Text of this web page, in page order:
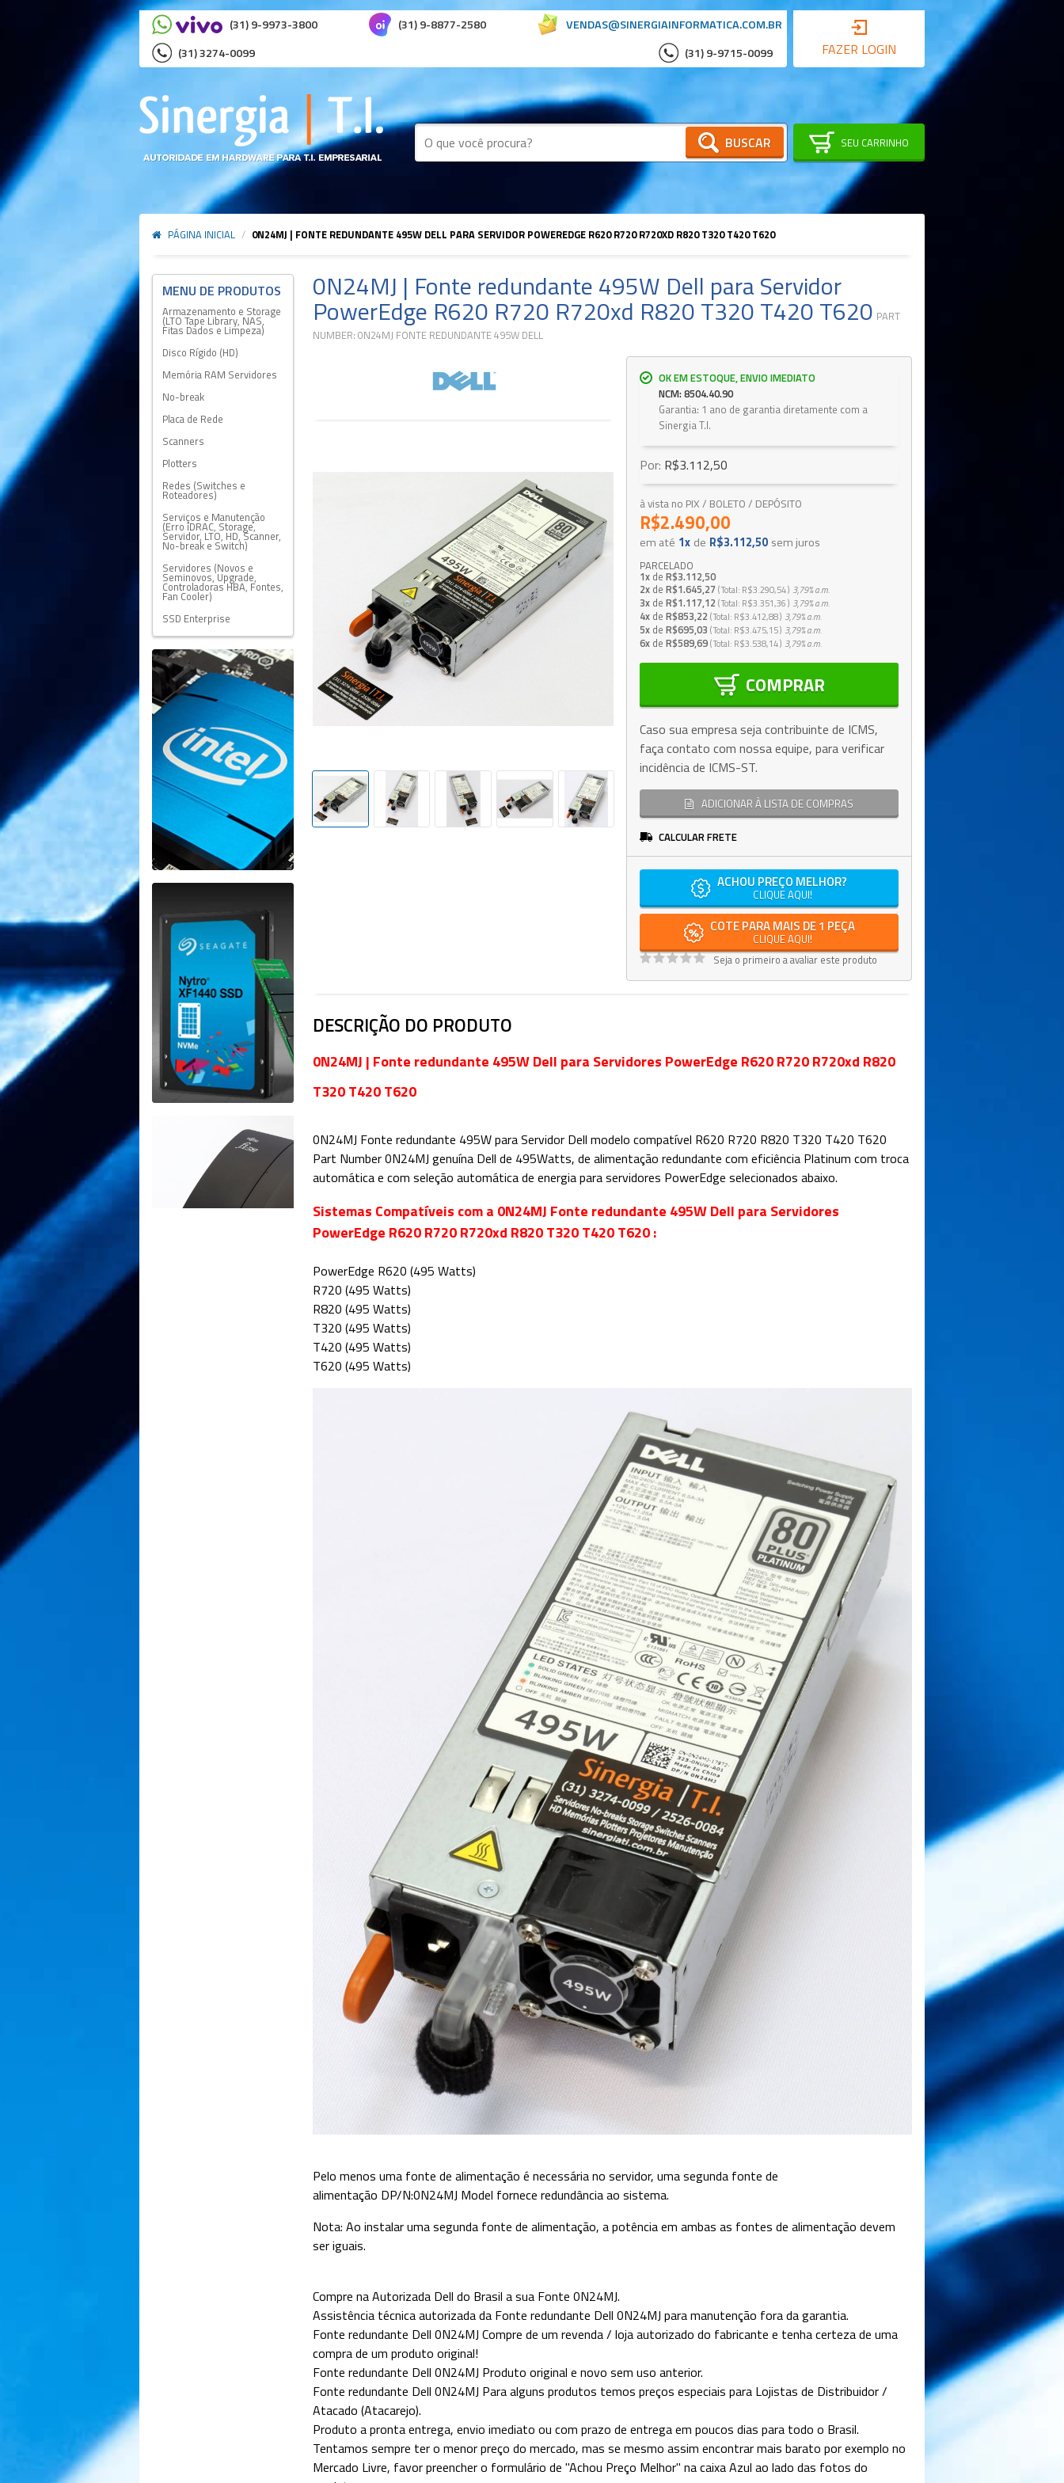
VENDAS@SINERGIAINFORMATICA.COM.BR
(31) 9-9973-3800
(31) 9-8877-2580
(31) 3274-0099
(31) 9-9715-0099 FAZER LOGIN
BUSCAR SEU CARRINHO
PÁGINA INICIAL / 0N24MJ | FONTE REDUNDANTE 495W DELL PARA SERVIDOR POWEREDGE R620 R720 R720XD R820 T320 T420 T620
Armazenamento e Storage
(LTO Tape Library, NAS,
Fitas Dados e Limpeza)
Disco Rígido (HD)
Memória RAM Servidores
No-break
Placa de Rede
Scanners
Plotters
Redes (Switches e
Roteadores)
Serviços e Manutenção
(Erro iDRAC, Storage,
Servidor, LTO, HD, Scanner,
No-break e Switch)
Servidores (Novos e
Seminovos, Upgrade,
Controladoras HBA, Fontes,
Fan Cooler)
SSD Enterprise
0N24MJ | Fonte redundante 495W Dell para Servidor
PowerEdge R620 R720 R720xd R820 T320 T420 T620 PART
NUMBER: 0N24MJ FONTE REDUNDANTE 495W DELL
OK EM ESTOQUE, ENVIO IMEDIATO
NCM: 8504.40.90
Garantia: 1 ano de garantia diretamente com a
Sinergia T.I.
Por: R$3.112,50
à vista no PIX / BOLETO / DEPÓSITO
R$2.490,00
em até 1x de R$3.112,50 sem juros
PARCELADO
1x de R$3.112,50
2x de R$1.645,27 Total R$3.290,54 3,79%a.m.
3x de R$1.117,12 Total R$3.351,36 3,79%a.m.
4x de R$853,22 Total R$3.412,88 3,79%a.m.
5x de R$695,03 Total R$3.475,15 3,79%a.m.
6x de R$589,69 Total R$3.538,14 3,79%a.m.
COMPRAR
Caso sua empresa seja contribuinte de ICMS,
faça contato com nossa equipe, para verificar
incidência de ICMS-ST.
ADICIONAR À LISTA DE COMPRAS
CALCULAR FRETE
ACHOU PREÇO MELHOR?
CLIQUE AQUI!
COTE PARA MAIS DE 1 PEÇA
CLIQUE AQUI!
Seja o primeiro a avaliar este produto
DESCRIÇÃO DO PRODUTO
0N24MJ | Fonte redundante 495W Dell para Servidores PowerEdge R620 R720 R720xd R820
T320 T420 T620
0N24MJ Fonte redundante 495W para Servidor Dell modelo compatível R620 R720 R820 T320 T420 T620
Part Number 0N24MJ genuína Dell de 495Watts, de alimentação redundante com eficiência Platinum com troca
automática e com seleção automática de energia para servidores PowerEdge selecionados abaixo.
Sistemas Compatíveis com a 0N24MJ Fonte redundante 495W Dell para Servidores
PowerEdge R620 R720 R720xd R820 T320 T420 T620:
PowerEdge R620 (495 Watts)
R720 (495 Watts)
R820 (495 Watts)
T320 (495 Watts)
T420 (495 Watts)
T620 (495 Watts)
Pelo menos uma fonte de alimentação é necessária no servidor, uma segunda fonte de
alimentação DP/N:0N24MJ Model fornece redundância ao sistema.
Nota: Ao instalar uma segunda fonte de alimentação, a potência em ambas as fontes de alimentação devem
ser iguais.
Compre na Autorizada Dell do Brasil a sua Fonte0N24MJ.
Assistência técnica autorizada da Fonte redundante Dell0N24MJ para manutenção fora da garantia.
Fonte redundante Dell0N24MJCompre de um revenda / loja autorizado do fabricante e tenha certeza de uma
compra de um produto original!
Fonte redundante Dell0N24MJ Produto original e novo sem uso anterior.
Fonte redundante Dell0N24MJ Para alguns produtos temos preços especiais para Lojistas de Distribuidor /
Atacado (Atacarejo).
Produto a pronta entrega, envio imediato ou com prazo de entrega em poucos dias para todo o Brasil.
Tentamos sempre ter o menor preço do mercado, mas se mesmo assim encontrar mais barato por exemplo no
Mercado Livre, favor preencher o formulário de "Achou Preço Melhor" na caixa Azul ao lado das fotos do